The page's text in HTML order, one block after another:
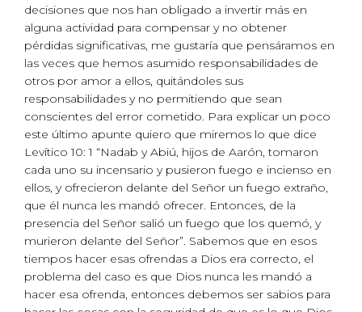
decisiones que nos han obligado a invertir más en
alguna actividad para compensar y no obtener
pérdidas significativas, me gustaría que pensáramos en
las veces que hemos asumido responsabilidades de
otros por amor a ellos, quitándoles sus
responsabilidades y no permitiendo que sean
conscientes del error cometido. Para explicar un poco
este último apunte quiero que miremos lo que dice
Levítico 10: 1 “Nadab y Abiú, hijos de Aarón, tomaron
cada uno su incensario y pusieron fuego e incienso en
ellos, y ofrecieron delante del Señor un fuego extraño,
que él nunca les mandó ofrecer. Entonces, de la
presencia del Señor salió un fuego que los quemó, y
murieron delante del Señor”. Sabemos que en esos
tiempos hacer esas ofrendas a Dios era correcto, el
problema del caso es que Dios nunca les mandó a
hacer esa ofrenda, entonces debemos ser sabios para